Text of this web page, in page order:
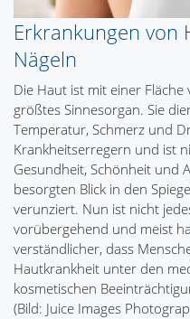
Erkrankungen von
Nägeln
Die Haut ist mit einer
größtes Sinnesorgan. Sie
Temperatur, Schmerz und
Krankheitserregern und ist
Gesundheit, Schönheit und
besorgten Blick in den
verunziert. Nun ist nicht
vorübergehend und meist
verständlicher, dass
Hautkrankheit unter den
kosmetischen
(Bild: Juice Images